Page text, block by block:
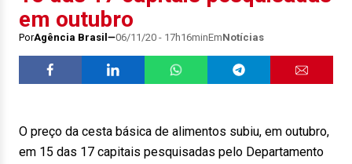
em outubro
PorAgência Brasil 06/11/20 - 17h16minEmNotícias
O preço da cesta básica de alimentos subiu, em outubro,
em 15 das 17 capitais pesquisadas pelo Departamento